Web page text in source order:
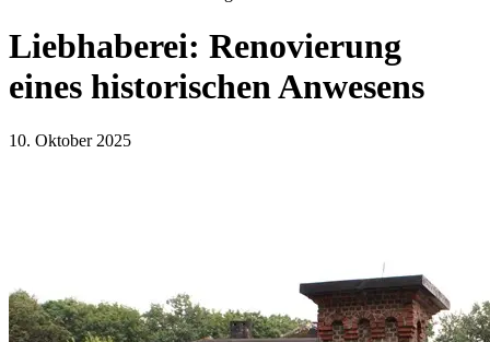
Liebhaberei: Renovierung
eines historischen Anwesens
10. Oktober 2025